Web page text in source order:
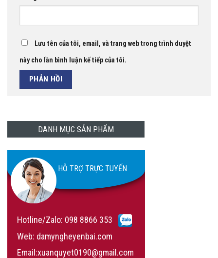
Lưu tên của tôi, email, và trang web trong trình duyệt
này cho lần bình luận kế tiếp của tôi.
DANH MỤC SẢN PHẨM
HỖ TRỢ TRỰC TUYẾN
Hotline/Zalo: 098 8866 353
Web: damyngheyenbai.com
Email:xuanquyet0190@gmail.com